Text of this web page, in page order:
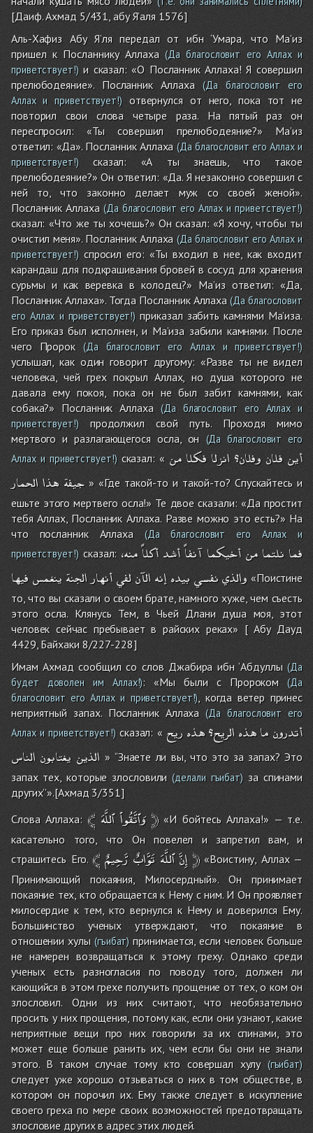
[Даиф. Ахмад 5/431, абу Я’аля 1576]
Аль-Хафиз Абу Я’ля передал от ибн ‘Умара, что Ма’из
пришел к Посланнику Аллаха(Да благословит его Аллах и
приветствует!)и сказал: «О Посланник Аллаха! Я совершил
прелюбодеяние». Посланник Аллаха(Да благословит его
Аллах и приветствует!)отвернулся от него, пока тот не
повторил свои слова четыре раза. На пятый раз он
переспросил: «Ты совершил прелюбодеяние?» Ма’из
ответил: «Да». Посланник Аллаха (Да благословит его Аллах и
приветствует!)сказал: «А ты знаешь, что такое
прелюбодеяние?» Он ответил: «Да. Я незаконно совершил с
ней то, что законно делает муж со своей женой».
Посланник Аллаха(Да благословит его Аллах и приветствует!)
сказал: «Что же ты хочешь?» Он сказал: «Я хочу, чтобы ты
очистил меня». Посланник Аллаха (Да благословит его Аллах и
приветствует!)спросил его: «Ты входил в нее, как входит
карандаш для подкрашивания бровей в сосуд для хранения
сурьмы и как веревка в колодец?» Ма’из ответил: «Да,
Посланник Аллаха». Тогда Посланник Аллаха (Да благословит
его Аллах и приветствует!) приказал забить камнями Ма’иза.
Его приказ был исполнен, и Ма’иза забили камнями. После
чего Пророк(Да благословит его Аллах и приветствует!)
услышал, как один говорит другому: «Разве ты не видел
человека, чей грех покрыл Аллах, но душа которого не
давала ему покоя, пока он не был забит камнями, как
собака?» Посланник Аллаха(Да благословит его Аллах и
приветствует!)продолжил свой путь. Проходя мимо
мертвого и разлагающегося осла, он (Да благословит его
Аллах и приветствует!)сказал: « أينفلانوفلان؟ انزلافكلامن
جيفة هذاالحمار
» «Где такой-то и такой-то? Спускайтесь и
ешьте этого мертвего осла!» Те двое сказали: «Да простит
тебя Аллах, Посланник Аллаха. Разве можно это есть?» На
что посланник Аллаха(Да благословит его Аллах и
приветствует!)сказал: فمانلتمامن أخيكما آنفاًأشد أكلاًمنه،
والذينفسيبيدهإنهالآنلفيأنهارالجنةينغمسفيها
«Поистине
то, что вы сказали о своем брате, намного хуже, чем съесть
этого осла. Клянусь Тем, в Чьей Длани душа моя, этот
человек сейчас пребывает в райских реках» [ Абу Дауд
4429, Байхаки 8/227-228]
Имам Ахмад сообщил со слов Джабира ибн ‘Абдуллы(Да
будет доволен им Аллах!): «Мы были с Пророком (Да
благословит его Аллах и приветствует!) , когда ветер принес
неприятный запах. Посланник Аллаха (Да благословит его
Аллах и приветствует!)сказал: « أتدرونماهذهالريح؟هذهريح
الذين يغتابون الناس
» ‘‘Знаете ли вы, что это за запах? Это
запах тех, которые злословили (делали гъибат)за спинами
других’’».[Ахмад 3/351]
Слова Аллаха: ﴾ وَٱتَّقُواْ ٱللَّهَ ﴿«И бойтесь Аллаха!» — т.е.
касательно того, что Он повелел и запретил вам, и
страшитесь Его. ﴾ إِنَّٱللَّهَ تَوَّابٌ رَّحِيمٌ ﴿«Воистину, Аллах —
Принимающий покаяния, Милосердный». Он принимает
покаяние тех, кто обращается к Нему с ним. И Он проявляет
милосердие к тем, кто вернулся к Нему и доверился Ему.
Большинство ученых утверждают, что покаяние в
отношении хулы(гъибат) принимается, если человек больше
не намерен возвращаться к этому греху. Однако среди
ученых есть разногласия по поводу того, должен ли
кающийся в этом грехе получить прощение от тех, о ком он
злословил. Одни из них считают, что необязательно
просить у них прощения, потому как, если они узнают, какие
неприятные вещи про них говорили за их спинами, это
может еще больше ранить их, чем если бы они не знали
этого. В таком случае тому кто совершал хулу(гъибат)
следует уже хорошо отзываться о них в том обществе, в
котором он порочил их. Ему также следует в искупление
своего греха по мере своих возможностей предотвращать
злословие других в адрес этих людей.